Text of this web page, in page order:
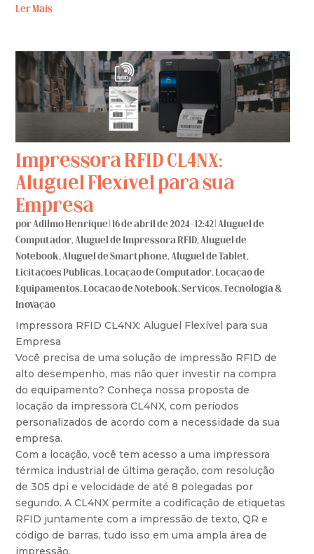
Ler Mais
Impressora RFID CL4NX:
Aluguel Flexível para sua
Empresa
porAdilmo Henrique |16 de abril de 2024 - 12:42 |Aluguel de
Computador,Aluguel de Impressora RFID,Aluguel de
Notebook,Aluguel de Smartphone,Aluguel de Tablet,
Licitações Públicas,Locação de Computador,Locação de
Equipamentos,Locação de Notebook,Serviços,Tecnologia &
Inovação
Impressora RFID CL4NX: Aluguel Flexível para sua
Empresa
Você precisa de uma solução de impressão RFID de
alto desempenho, mas não quer investir na compra
do equipamento? Conheça nossa proposta de
locação da impressora CL4NX, com períodos
personalizados de acordo com a necessidade da sua
empresa.
Com a locação, você tem acesso a uma impressora
térmica industrial de última geração, com resolução
de 305 dpi e velocidade de até 8 polegadas por
segundo. A CL4NX permite a codificação de etiquetas
RFID juntamente com a impressão de texto, QR e
código de barras, tudo isso em uma ampla área de
impressão.